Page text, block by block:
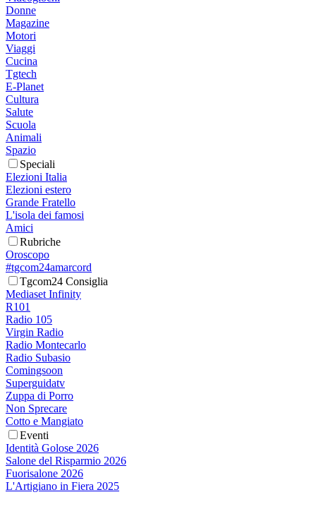
Donne
Magazine
Motori
Viaggi
Cucina
Tgtech
E-Planet
Cultura
Salute
Scuola
Animali
Spazio
Speciali
Elezioni Italia
Elezioni estero
Grande Fratello
L'isola dei famosi
Amici
Rubriche
Oroscopo
#tgcom24amarcord
Tgcom24 Consiglia
Mediaset Infinity
R101
Radio 105
Virgin Radio
Radio Montecarlo
Radio Subasio
Comingsoon
Superguidatv
Zuppa di Porro
Non Sprecare
Cotto e Mangiato
Eventi
Identità Golose 2026
Salone del Risparmio 2026
Fuorisalone 2026
L'Artigiano in Fiera 2025